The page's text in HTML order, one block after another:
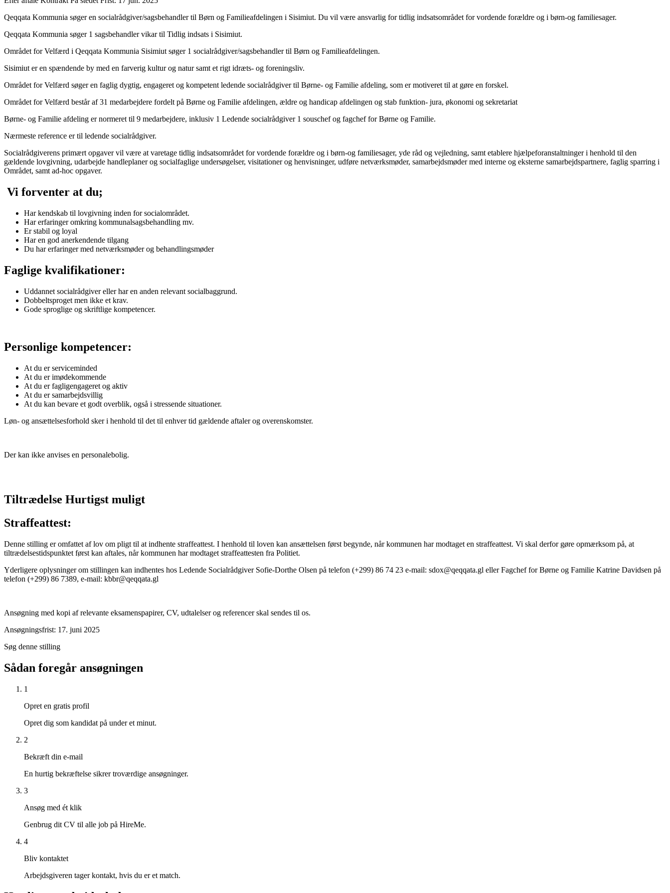
Qeqqata Kommunia søger en socialrådgiver/sagsbehandler til Børn og Familieafdelingen i Sisimiut. Du vil være ansvarlig for tidlig indsatsområdet for vordende forældre og i børn-og familiesager.
Qeqqata Kommunia søger 1 sagsbehandler vikar til Tidlig indsats i Sisimiut.
Området for Velfærd i Qeqqata Kommunia Sisimiut søger 1 socialrådgiver/sagsbehandler til Børn og Familieafdelingen.
Sisimiut er en spændende by med en farverig kultur og natur samt et rigt idræts- og foreningsliv.
Området for Velfærd søger en faglig dygtig, engageret og kompetent ledende socialrådgiver til Børne- og Familie afdeling, som er motiveret til at gøre en forskel.
Området for Velfærd består af 31 medarbejdere fordelt på Børne og Familie afdelingen, ældre og handicap afdelingen og stab funktion- jura, økonomi og sekretariat
Børne- og Familie afdeling er normeret til 9 medarbejdere, inklusiv 1 Ledende socialrådgiver 1 souschef og fagchef for Børne og Familie.
Nærmeste reference er til ledende socialrådgiver.
Socialrådgiverens primært opgaver vil være at varetage tidlig indsatsområdet for vordende forældre og i børn-og familiesager, yde råd og vejledning, samt etablere hjælpeforanstaltninger i henhold til den
gældende lovgivning, udarbejde handleplaner og socialfaglige undersøgelser, visitationer og henvisninger, udføre netværksmøder, samarbejdsmøder med interne og eksterne samarbejdspartnere, faglig sparring i
Området, samt ad-hoc opgaver.
Vi forventer at du;
Har kendskab til lovgivning inden for socialområdet.
Har erfaringer omkring kommunalsagsbehandling mv.
Er stabil og loyal
Har en god anerkendende tilgang
Du har erfaringer med netværksmøder og behandlingsmøder
Faglige kvalifikationer:
Uddannet socialrådgiver eller har en anden relevant socialbaggrund.
Dobbeltsproget men ikke et krav.
Gode sproglige og skriftlige kompetencer.
Personlige kompetencer:
At du er serviceminded
At du er imødekommende
At du er fagligengageret og aktiv
At du er samarbejdsvillig
At du kan bevare et godt overblik, også i stressende situationer.
Løn- og ansættelsesforhold sker i henhold til det til enhver tid gældende aftaler og overenskomster.
Der kan ikke anvises en personalebolig.
Tiltrædelse Hurtigst muligt
Straffeattest:
Denne stilling er omfattet af lov om pligt til at indhente straffeattest. I henhold til loven kan ansættelsen først begynde, når kommunen har modtaget en straffeattest. Vi skal derfor gøre opmærksom på, at
tiltrædelsestidspunktet først kan aftales, når kommunen har modtaget straffeattesten fra Politiet.
Yderligere oplysninger om stillingen kan indhentes hos Ledende Socialrådgiver Sofie-Dorthe Olsen på telefon (+299) 86 74 23 e-mail: sdox@qeqqata.gl eller Fagchef for Børne og Familie Katrine Davidsen på
telefon (+299) 86 7389, e-mail: kbbr@qeqqata.gl
Ansøgning med kopi af relevante eksamenspapirer, CV, udtalelser og referencer skal sendes til os.
Ansøgningsfrist: 17. juni 2025
Søg denne stilling
Sådan foregår ansøgningen
1
Opret en gratis profil
Opret dig som kandidat på under et minut.
2
Bekræft din e-mail
En hurtig bekræftelse sikrer troværdige ansøgninger.
3
Ansøg med ét klik
Genbrug dit CV til alle job på HireMe.
4
Bliv kontaktet
Arbejdsgiveren tager kontakt, hvis du er et match.